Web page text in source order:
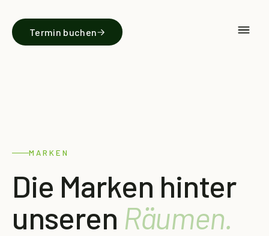
Termin buchen
MARKEN
Die Marken hinter
unseren Räumen.